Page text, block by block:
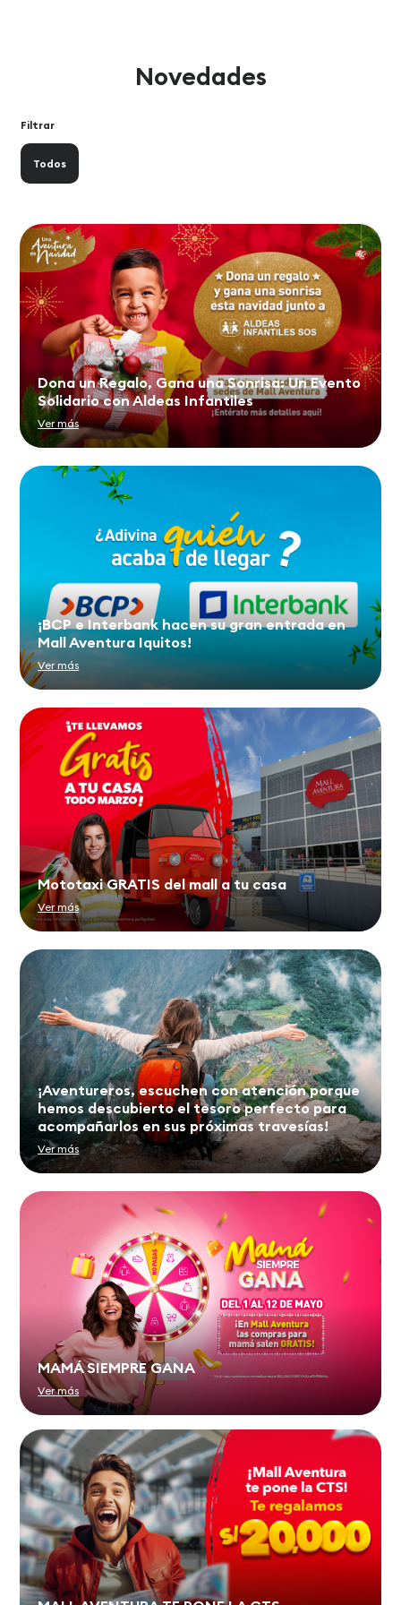
Novedades
Filtrar
Todos
Dona un Regalo, Gana una Sonrisa: Un Evento
Solidario con Aldeas Infantiles
Ver más
¡BCP e Interbank hacen su gran entrada en
Mall Aventura Iquitos!
Ver más
Mototaxi GRATIS del mall a tu casa
Ver más
¡Aventureros, escuchen con atención porque
hemos descubierto el tesoro perfecto para
acompañarlos en sus próximas travesías! ️
Ver más
MAMÁ SIEMPRE GANA
Ver más